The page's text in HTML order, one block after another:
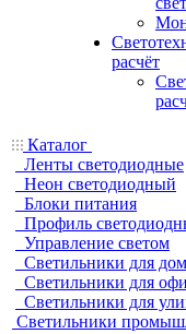
расчёт
Каталог
Ленты светодиодные
Неон светодиодный
Блоки питания
Профиль
Управление светом
Светильники для
Светильники для
Светильники для
Светильники